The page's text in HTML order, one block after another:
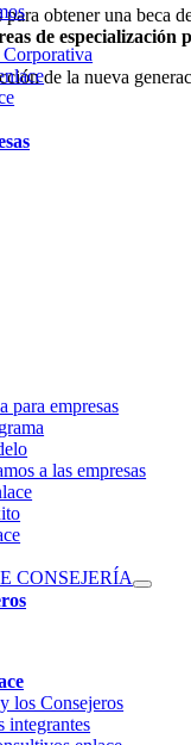
para empresas
a las empresas
CONSEJERÍA
los Consejeros
integrantes
para obtener una beca
de especialización
de la nueva